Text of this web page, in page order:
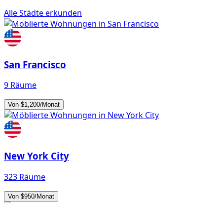
Alle Städte erkunden
San Francisco
9 Räume
Von $1,200/Monat
New York City
323 Räume
Von $950/Monat